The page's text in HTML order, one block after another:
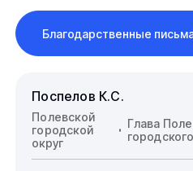
Благодарственные
Поспелов К.С.
Полевской
городской
округ
Глава